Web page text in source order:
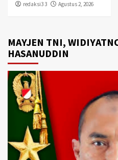
redaksi3 3 Agustus 2, 2026
MAYJEN TNI,
HASANUDDIN